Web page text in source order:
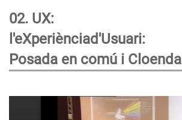
02. UX:
l'eXperiènciad'Usuari:
Posada en comú i Cloenda